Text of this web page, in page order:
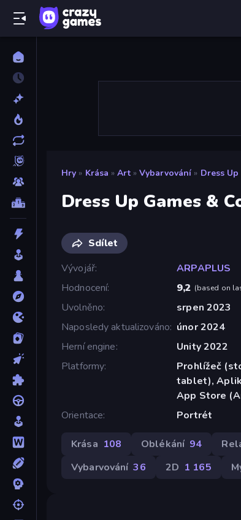
Hry » Krása » Art » Vybarvování » Dress
Dress Up Games &
Sdílet
Vývojář
ARPAPLUS
Hodnocení
9,2 (based on
Uvolněno
srpen 2023
Naposledy aktualizováno únor 2024
Herní engine
Unity 2022
Platformy
Prohlížeč
tablet),
App Store
Orientace
Portrét
Krása 108 Oblékání 94
Vybarvování 36 2D 1 165